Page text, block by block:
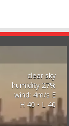
clear sky
27% humidity
wind: 4m/s E
H 40 • L 40